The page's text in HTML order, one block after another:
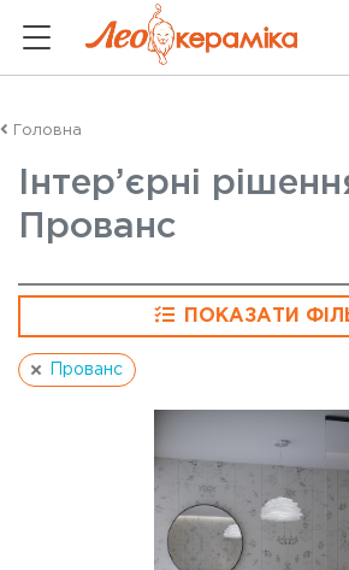
Головна
Інтер’єрні
Прованс
ПОКАЗАТИ
Прованс